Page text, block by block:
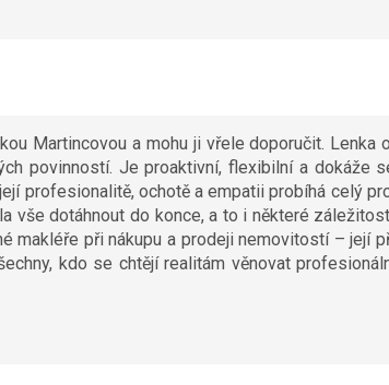
Martincovou a mohu ji vřele doporučit. Lenka
povinností. Je proaktivní, flexibilní a dokáže
profesionalitě, ochotě a empatii probíhá celý
vše dotáhnout do konce, a to i některé
makléře při nákupu a prodeji nemovitostí – její
kdo se chtějí realitám věnovat